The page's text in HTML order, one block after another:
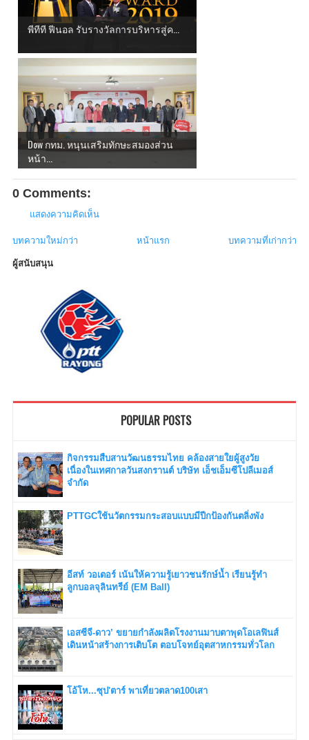
พีทีที ฟีนอล รับรางวัลการบริหารสู่ค...
Dow กทม. หนุนเสริมทักษะสมองส่วน
หน้า...
0 Comments:
แสดงความคิดเห็น
บทความใหม่กว่า บทความที่เก่ากว่า
หน้าแรก
ผู้สนับสนุน
POPULAR POSTS
กิจกรรมสืบสานวัฒนธรรมไทย คล้องสายใยผู้สูงวัย
เนื่องในเทศกาลวันสงกรานต์ บริษัท เอ็ชเอ็มซีโปลีเมอส์
จำกัด
PTTGCใช้นวัตกรรมกระสอบแบบมีปีกป้องกันตลิ่งพัง
อีสท์ วอเตอร์ เน้นให้ความรู้เยาวชนรักษ์น้ำ เรียนรู้ทำ
ลูกบอลจุลินทรีย์ (EM Ball)
เอสซีจี-ดาว’ ขยายกำลังผลิตโรงงานมาบตาพุดโอเลฟินส์
เดินหน้าสร้างการเติบโต ตอบโจทย์อุตสาหกรรมทั่วโลก
โอ้โห...ซุป'ตาร์ พาเที่ยวตลาด100เสา